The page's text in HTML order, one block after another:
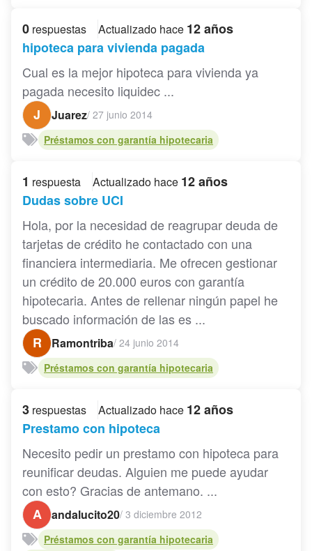
0 respuestas Actualizado hace 12 años
hipoteca para vivienda pagada
Cual es la mejor hipoteca para vivienda ya
pagada necesito liquidec ...
J
Juarez/ 27 junio 2014
Préstamos con garantía hipotecaria
1 respuesta Actualizado hace 12 años
Dudas sobre UCI
Hola, por la necesidad de reagrupar deuda de
tarjetas de crédito he contactado con una
financiera intermediaria. Me ofrecen gestionar
un crédito de 20.000 euros con garantía
hipotecaria. Antes de rellenar ningún papel he
buscado información de las es ...
R
Ramontriba/ 24 junio 2014
Préstamos con garantía hipotecaria
3 respuestas Actualizado hace 12 años
Prestamo con hipoteca
Necesito pedir un prestamo con hipoteca para
reunificar deudas. Alguien me puede ayudar
con esto? Gracias de antemano. ...
A
andalucito20/ 3 diciembre 2012
Préstamos con garantía hipotecaria